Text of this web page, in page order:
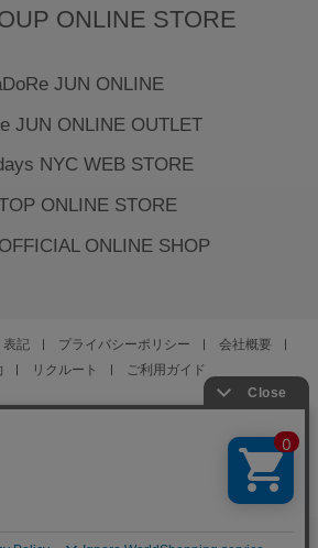
0
ONLINE STORE
JUN ONLINE
JUN ONLINE OUTLET
NYC WEB STORE
ONLINE STORE
ONLINE SHOP
表記 プライバシーポリシー
会社概要
リクルート ご利用ガイド
ALL RIGHTS RESERVED.